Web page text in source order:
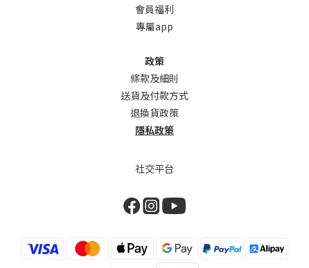
會員福利
專屬app
政策
條款及細則
送貨及付款方式
退換貨政策
隱私政策
社交平台